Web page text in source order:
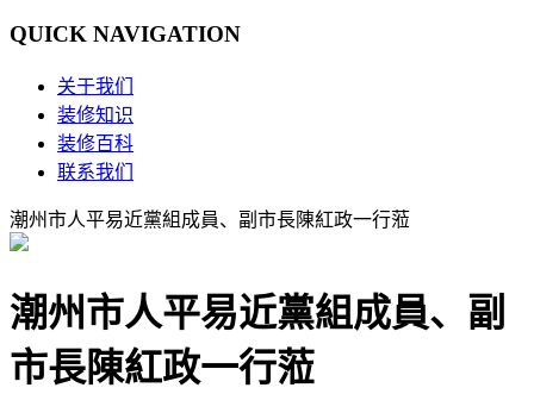
QUICK NAVIGATION
关于我们
装修知识
装修百科
联系我们
潮州市人平易近黨組成員、副市長陳紅政一行蒞
潮州市人平易近黨組成員、副
市長陳紅政一行蒞